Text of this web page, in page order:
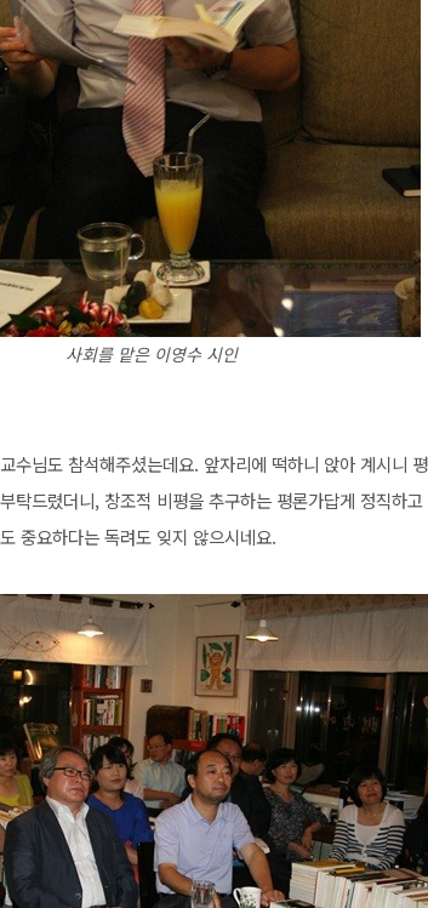
사회를 맡은 이영수 시인
수님도 참석해주셨는데요. 앞자리에 떡하니 앉아 계시니
탁드렸더니, 창조적 비평을 추구하는 평론가답게 정직하
중요하다는 독려도 잊지 않으시네요.